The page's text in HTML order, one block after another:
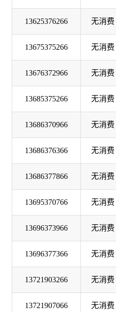
13625376266 无消费
13675375266 无消费
13676372966 无消费
13685375266 无消费
13686370966 无消费
13686376366 无消费
13686377866 无消费
13695370766 无消费
13696373966 无消费
13696377366 无消费
13721903266 无消费
13721907066 无消费